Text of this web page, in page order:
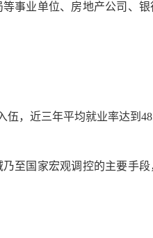
事业单位、房地产公司、银
，近三年平均就业率达到
至国家宏观调控的主要手段